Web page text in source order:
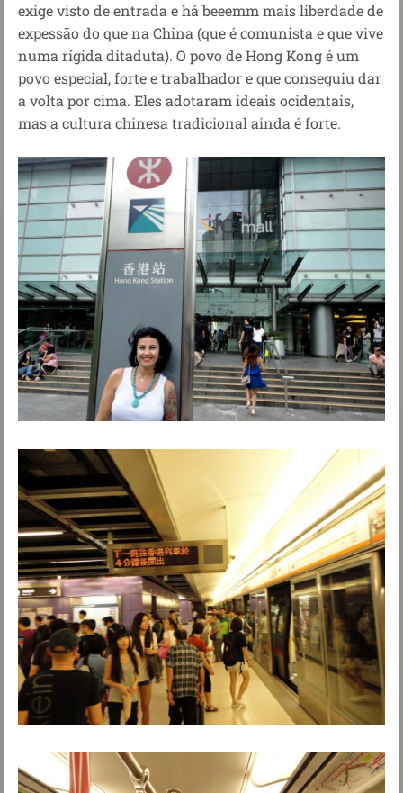
exige visto de entrada e há beeemm mais liberdade de
expessão do que na China (que é comunista e que vive
numa rígida ditaduta). O povo de Hong Kong é um
povo especial, forte e trabalhador e que conseguiu dar
a volta por cima. Eles adotaram ideais ocidentais,
mas a cultura chinesa tradicional ainda é forte.